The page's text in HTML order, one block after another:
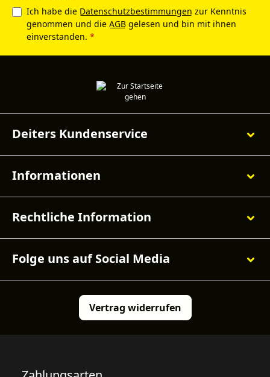
Ich habe die Datenschutzbestimmungen zur Kenntnis
genommen und die AGB gelesen und bin mit ihnen
einverstanden. *
Deiters Kundenservice
Informationen
Rechtliche Information
Folge uns auf Social Media
Vertrag widerrufen